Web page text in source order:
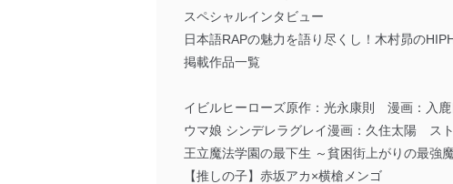
スペシャルインタビュー
日本語RAPの魅力を語り尽くし！木村昴の
掲載作品一覧
イビルヒーローズ原作：光永康則 漫画：入
ウマ娘 シンデレラグレイ漫画：久住太陽 ス
王立魔法学園の最下生 ～貧困街上がりの最
【推しの子】赤坂アカ×横槍メンゴ